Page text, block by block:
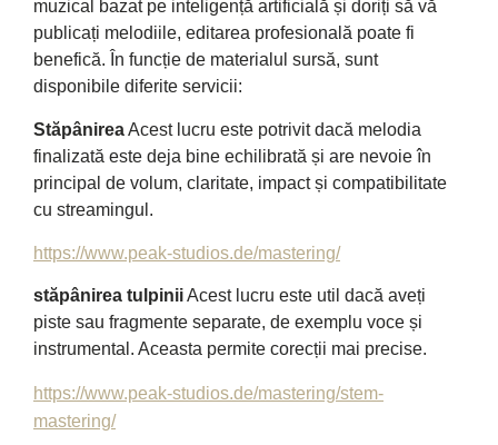
muzical bazat pe inteligență artificială și doriți să vă
publicați melodiile, editarea profesională poate fi
benefică. În funcție de materialul sursă, sunt
disponibile diferite servicii:
StăpânireaAcest lucru este potrivit dacă melodia
finalizată este deja bine echilibrată și are nevoie în
principal de volum, claritate, impact și compatibilitate
cu streamingul.
https://www.peak-studios.de/mastering/
stăpânirea tulpiniiAcest lucru este util dacă aveți
piste sau fragmente separate, de exemplu voce și
instrumental. Aceasta permite corecții mai precise.
https://www.peak-studios.de/mastering/stem-
mastering/